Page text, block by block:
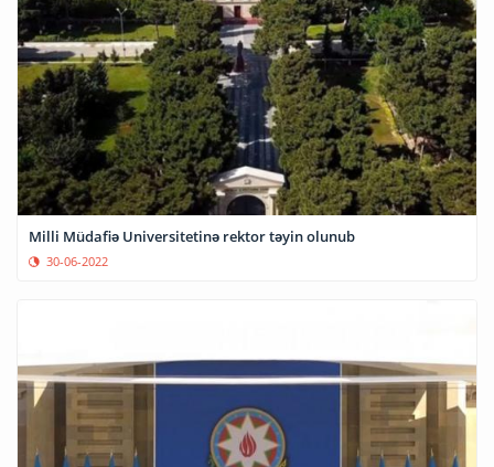
Milli Müdafiə Universitetinə rektor təyin olunub
30-06-2022